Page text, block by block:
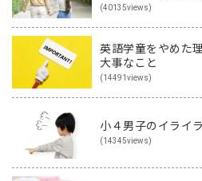
(40135views)
英語学童をやめた
大事なこと
(14491views)
小４男子のイライ
(14345views)